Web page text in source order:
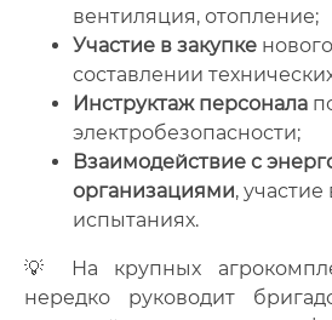
вентиляция, отопление;
Участие в закупке
составлении
Инструктаж персонала
электробезопасности;
Взаимодействие с
организациями,
испытаниях.
💡 На крупных
нередко руководит